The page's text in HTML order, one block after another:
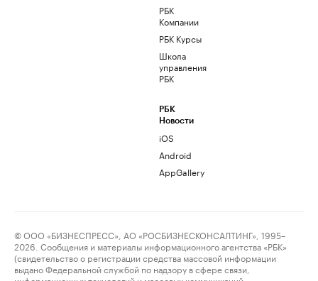
РБК
Компании
РБК Курсы
Школа
управления
РБК
РБК
Новости
iOS
Android
AppGallery
© ООО «БИЗНЕСПРЕСС», АО «РОСБИЗНЕСКОНСАЛТИНГ», 1995–
2026. Сообщения и материалы информационного агентства «РБК»
(свидетельство о регистрации средства массовой информации
выдано Федеральной службой по надзору в сфере связи,